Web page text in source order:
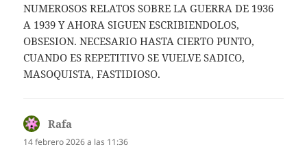
NUMEROSOS RELATOS SOBRE LA GUERRA DE 1936
A 1939 Y AHORA SIGUEN ESCRIBIENDOLOS,
OBSESION. NECESARIO HASTA CIERTO PUNTO,
CUANDO ES REPETITIVO SE VUELVE SADICO,
MASOQUISTA, FASTIDIOSO.
Rafa
14 febrero 2026 a las 11:36